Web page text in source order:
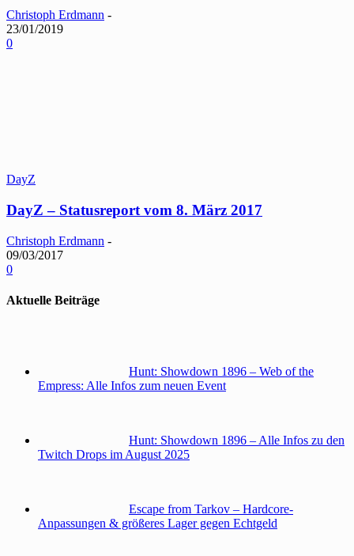
Christoph Erdmann -
23/01/2019
0
DayZ
DayZ – Statusreport vom 8. März 2017
Christoph Erdmann -
09/03/2017
0
Aktuelle Beiträge
Hunt: Showdown 1896 – Web of the
Empress: Alle Infos zum neuen Event
Hunt: Showdown 1896 – Alle Infos zu den
Twitch Drops im August 2025
Escape from Tarkov – Hardcore-
Anpassungen & größeres Lager gegen Echtgeld